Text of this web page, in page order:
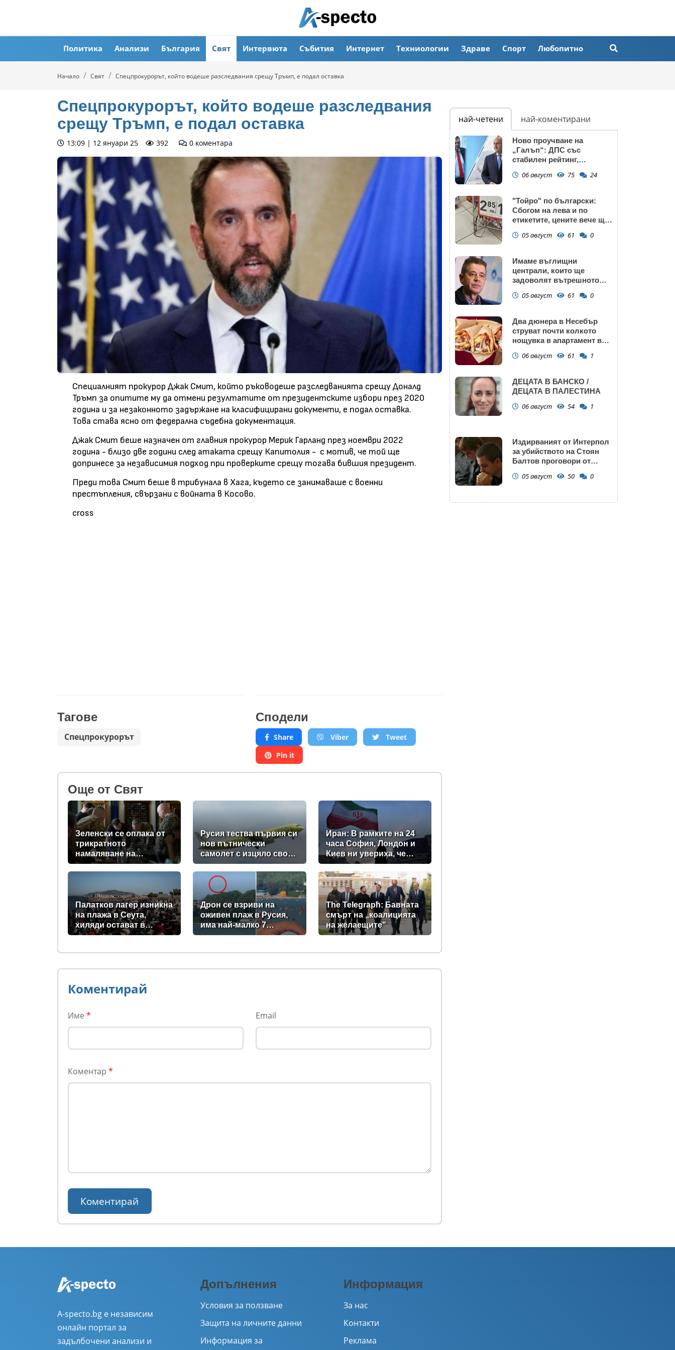
Политика Анализи България Свят Интервюта Събития Интернет Техниологии Здраве Спорт Любопитно
Начало Свят Спецпрокурорът, който водеше разследвания срещу Тръмп, е подал оставка
Спецпрокурорът, който водеше разследвания
срещу Тръмп, е подал оставка
13:09 | 12 януари 25 392 0 коментара
Специалният прокурор Джак Смит, който ръководеше разследванията срещу Доналд
Тръмп за опитите му да отмени резултатите от президентските избори през 2020
година и за незаконното задържане на класифицирани документи, е подал оставка.
Това става ясно от федерална съдебна документация.
Джак Смит беше назначен от главния прокурор Мерик Гарланд през ноември 2022
година - близо две години след атаката срещу Капитолия - с мотив, че той ще
допринесе за независимия подход при проверките срещу тогава бившия президент.
Преди това Смит беше в трибунала в Хага, където се занимаваше с военни
престъпления, свързани с войната в Косово.
cross
Тагове
Спецпрокурорът
Сподели
Share Viber
Tweet
Pin it
Oще от Свят
Зеленски се оплака от
трикратното
намаляване на
доставките на ракети-
прехващачи от Запада
Русия тества първия си
нов пътнически
самолет с изцяло свои
компоненти (видео +
снимки)
Иран: В рамките на 24
часа София, Лондон и
Киев ни увериха, че
няма да станат част от
войната
Палатков лагер изникна
на плажа в Сеута,
хиляди остават в
испанския ексклав
Дрон се взриви на
оживен плаж в Русия,
има най-малко 7
загинали, сред тях и три
The Telegraph: Бавната
смърт на „коалицията
на желаещите"
Коментирай
Име * Email
Коментар *
най-четени най-коментирани
Ново проучване на
„Галъп“: ДПС със
стабилен рейтинг,
запазва
06 август 75 24
"Тойро" по български:
Сбогом на лева и по
етикетите, цените вече ще
05 август 61 0
Имаме въглищни
централи, които ще
задоволят вътрешното
05 август 61 0
Два дюнера в Несебър
струват почти колкото
нощувка в апартамент в
06 август 61 1
ДЕЦАТА В БАНСКО /
ДЕЦАТА В ПАЛЕСТИНА
06 август 54 1
Издирваният от Интерпол
за убийството на Стоян
Балтов проговори от
05 август 50 0
A-specto.bg е независим
онлайн портал за
задълбочени анализи и
Допълнения
Условия за ползване
Защита на личните данни
Информация за
Информация
За нас
Контакти
Реклама